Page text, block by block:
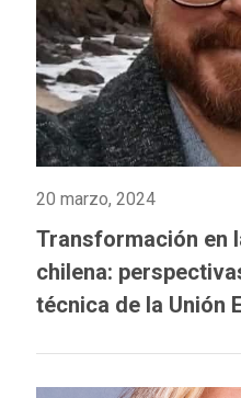
20 marzo, 2024
Transformación en
chilena:
técnica de la Unión